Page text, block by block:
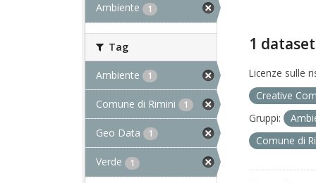
Ambiente 1
Tag
Ambiente 1
Comune di Rimini 1
Geo Data 1
Verde 1
1
Licenze sulle
Creative
Gruppi:
Comune di